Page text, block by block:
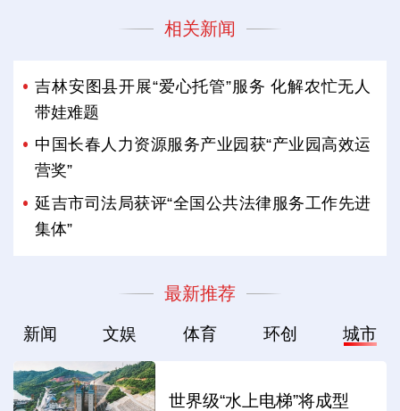
相关新闻
吉林安图县开展“爱心托管”服务 化解农忙无人
带娃难题
中国长春人力资源服务产业园获“产业园高效运
营奖”
延吉市司法局获评“全国公共法律服务工作先进
集体”
最新推荐
新闻 文娱 体育 环创 城市
世界级“水上电梯”将成型